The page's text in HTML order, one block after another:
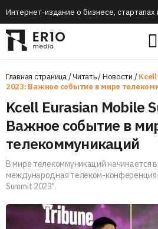
Интернет-издание о бизнесе, стартапах
Главная страница/Читать/Новости /
2023: Важное событие в мире
Kcell Eurasian Mobile
Важное событие в
телекоммуникаций
В мире телекоммуникаций начинается
международная телеком-конференция
Summit 2023".